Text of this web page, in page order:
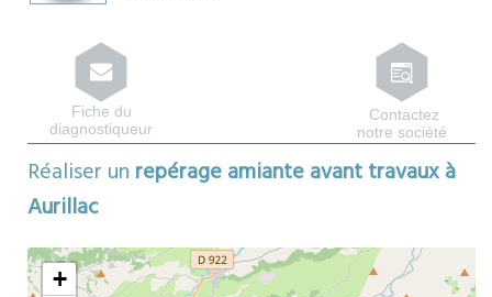
Contactez
notre société
Fiche du
diagnostiqueur
Réaliser un repérage amiante avant travaux à
Aurillac
+